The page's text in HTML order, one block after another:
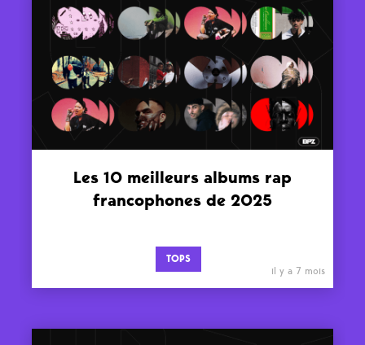
Les 10 meilleurs albums rap
francophones de 2025
TOPS
il y a 7 mois